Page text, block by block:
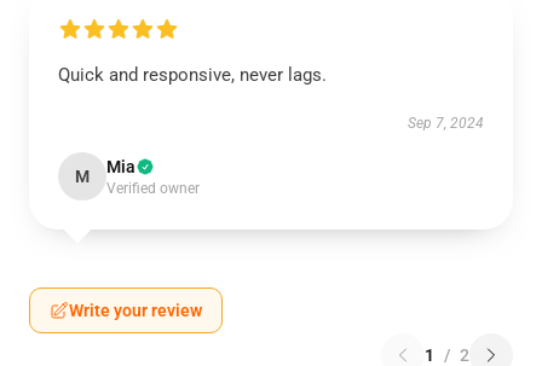
Quick and responsive, never lags.
Sep 7, 2024
M Mia
Verified owner
Write your review
1 / 2